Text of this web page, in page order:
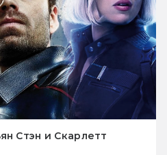
Стэн и Скарлетт